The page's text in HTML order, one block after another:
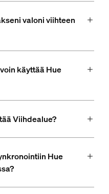
valoni viihteen
käyttää Hue
Viihdealue?
Hue